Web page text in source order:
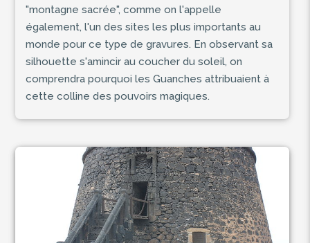
"montagne sacrée", comme on l'appelle
également, l'un des sites les plus importants au
monde pour ce type de gravures. En observant sa
silhouette s'amincir au coucher du soleil, on
comprendra pourquoi les Guanches attribuaient à
cette colline des pouvoirs magiques.